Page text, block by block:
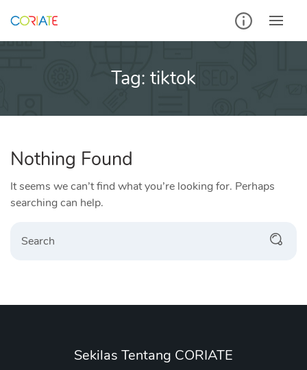
content
Tag: tiktok
Nothing Found
It seems we can’t find what you’re looking for. Perhaps
searching can help.
Sekilas Tentang CORIATE